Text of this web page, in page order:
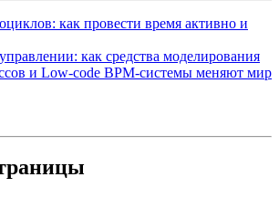
как провести время активно и
как средства моделирования
и Low-code BPM-системы меняют мир